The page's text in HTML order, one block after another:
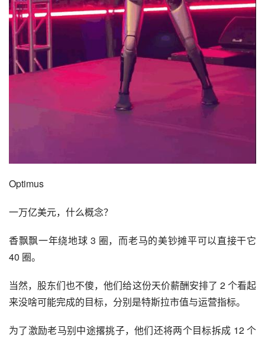
Optimus
一万亿美元，什么概念？
香飘飘一年绕地球 3 圈，而老马的美钞摊平可以直接干它
40 圈。
当然，股东们也不傻，他们给这份天价薪酬安排了 2 个看起
来没啥可能完成的目标，分别是特斯拉市值与运营指标。
为了激励老马别中途撂挑子，他们还将两个目标拆成 12 个